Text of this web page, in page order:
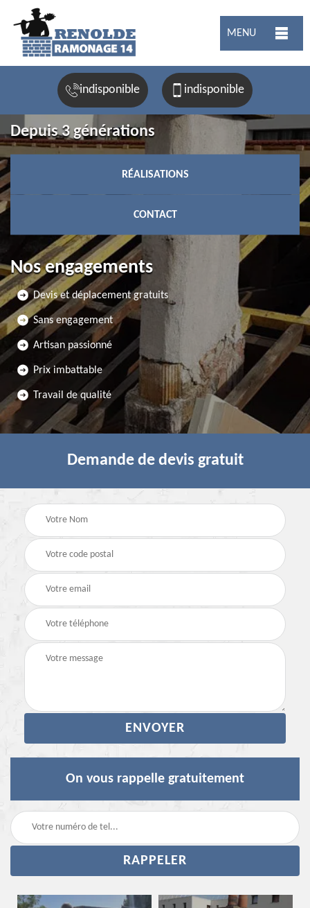
MENU
indisponible indisponible
Depuis 3 générations
RÉALISATIONS
CONTACT
Nos engagements
Devis et déplacement gratuits
Sans engagement
Artisan passionné
Prix imbattable
Travail de qualité
Demande de devis gratuit
On vous rappelle gratuitement